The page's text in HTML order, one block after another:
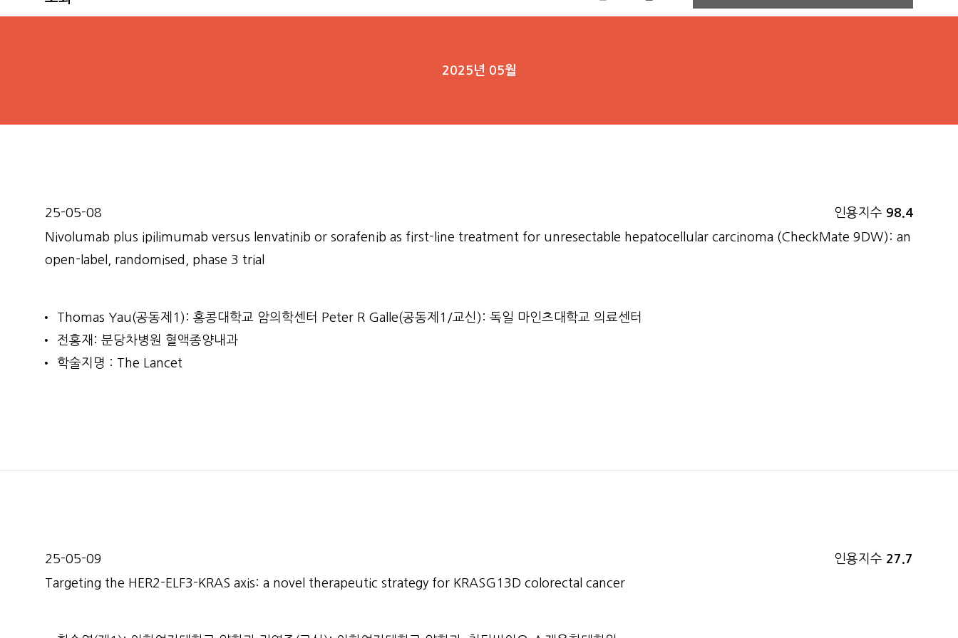
2025년 05월
25-05-08 인용지수 98.4
Nivolumab plus ipilimumab versus lenvatinib or sorafenib as first-line treatment for unresectable hepatocellular carcinoma (CheckMate 9DW): an
open-label, randomised, phase 3 trial
Thomas Yau(공동제1): 홍콩대학교 암의학센터 Peter R Galle(공동제1/교신): 독일 마인츠대학교 의료센터
전홍재: 분당차병원 혈액종양내과
학술지명 : The Lancet
25-05-09 인용지수 27.7
Targeting the HER2-ELF3-KRAS axis: a novel therapeutic strategy for KRASG13D colorectal cancer